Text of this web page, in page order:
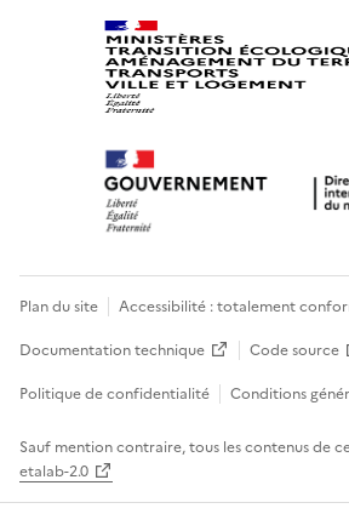
Plan du site Accessibilité : totalement
Documentation technique
Code source
Politique de confidentialité
Conditions
Sauf mention contraire, tous les contenus de
etalab-2.0